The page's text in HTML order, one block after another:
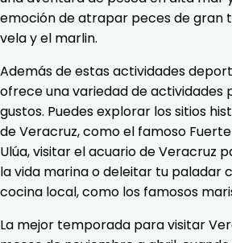
emoción de atrapar peces de gran
vela y el marlin.
Además de estas actividades
ofrece una variedad de actividades
gustos. Puedes explorar los sitios
de Veracruz, como el famoso
Ulúa, visitar el acuario de Veracruz
la vida marina o deleitar tu paladar
cocina local, como los famosos
La mejor temporada para visitar